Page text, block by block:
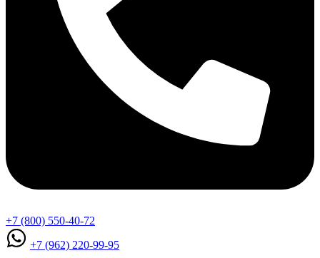
+7 (800) 550-40-72
+7 (962) 220-99-95